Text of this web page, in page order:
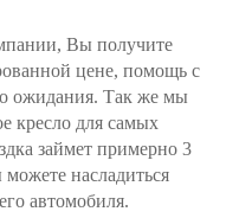
эквайринг
АО «Т-Банк»,
business/,
наш менеджер
средств и
заказа и его
Вы получите
цене, помощь с
ожидания. Так же мы
кресло для самых
займет примерно 3
насладиться
автомобиля.